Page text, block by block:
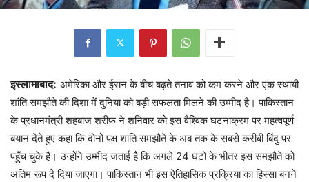
इस्लामाबाद: अमेरिका और ईरान के बीच बढ़ते तनाव को कम करने और एक स्थायी
शांति समझौते की दिशा में दुनिया को बड़ी सफलता मिलने की उम्मीद है। पाकिस्तान
के प्रधानमंत्री शहबाज शरीफ ने शनिवार को इस वैश्विक घटनाक्रम पर महत्वपूर्ण
बयान देते हुए कहा कि दोनों पक्ष शांति समझौते के अब तक के सबसे करीबी बिंदु पर
पहुँच चुके हैं। उन्होंने उम्मीद जताई है कि अगले 24 घंटों के भीतर इस समझौते को
अंतिम रूप दे दिया जाएगा। पाकिस्तान भी इस ऐतिहासिक प्रक्रिया का हिस्सा बनने